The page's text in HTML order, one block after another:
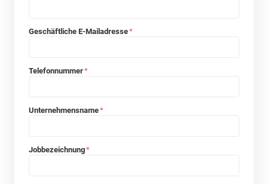
Geschäftliche E-Mailadresse*
Telefonnummer*
Unternehmensname*
Jobbezeichnung*